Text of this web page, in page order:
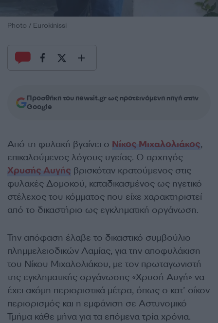
Photo / Eurokinissi
Προσθήκη του newsit.gr ως προτεινόμενη πηγή στην
Google
Από τη φυλακή βγαίνει ο Νίκος Μιχαλολιάκος,
επικαλούμενος λόγους υγείας. Ο αρχηγός
Χρυσής Αυγής βρισκόταν κρατούμενος στις
φυλακές Δομοκού, καταδικασμένος ως ηγετικό
στέλεχος του κόμματος που είχε χαρακτηριστεί
από το δικαστήριο ως εγκληματική οργάνωση.
Την απόφαση έλαβε το δικαστικό συμβούλιο
πλημμελειοδικών Λαμίας, για την αποφυλάκιση
του Νίκου Μιχαλολιάκου, με τον πρωταγωνιστή
της εγκληματικής οργάνωσης «Χρυσή Αυγή» να
έχει ακόμη περιοριστικά μέτρα, όπως ο κατ’ οίκον
περιορισμός και η εμφάνιση σε Αστυνομικό
Τμήμα κάθε μήνα για τα επόμενα τρία χρόνια.